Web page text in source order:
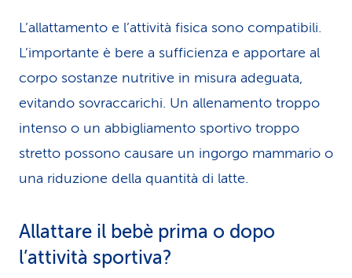
L’allattamento e l’attività fisica sono compatibili.
L’importante è bere a sufficienza e apportare al
corpo sostanze nutritive in misura adeguata,
evitando sovraccarichi. Un allenamento troppo
intenso o un abbigliamento sportivo troppo
stretto possono causare un ingorgo mammario o
una riduzione della quantità di latte.
Allattare il bebè prima o dopo
l’attività sportiva?